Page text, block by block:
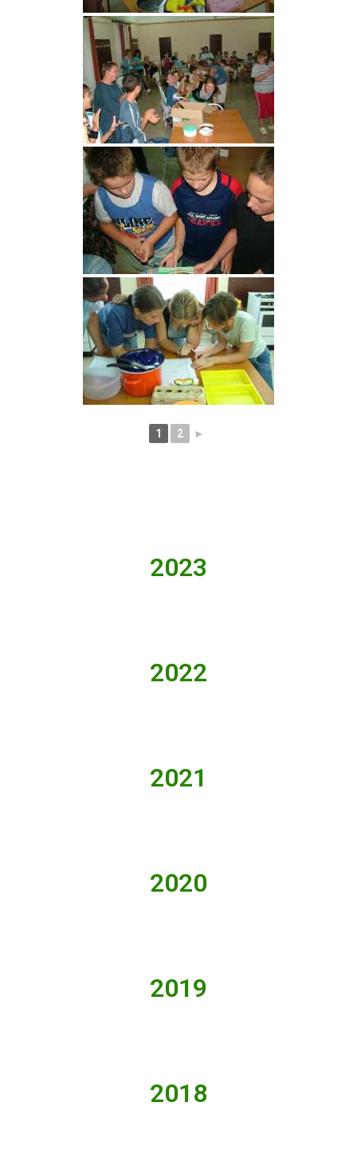
1 2 ►
2023
2022
2021
2020
2019
2018